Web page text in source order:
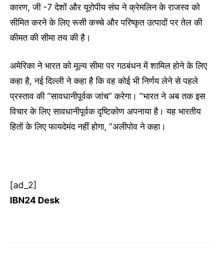
कारण, जी -7 देशों और यूरोपीय संघ ने क्रेमलिन के राजस्व को
सीमित करने के लिए रूसी कच्चे और परिष्कृत उत्पादों पर तेल की
कीमत की सीमा तय की है।
अमेरिका ने भारत को मूल्य सीमा पर गठबंधन में शामिल होने के लिए
कहा है, नई दिल्ली ने कहा है कि वह कोई भी निर्णय लेने से पहले
प्रस्ताव की “सावधानीपूर्वक जांच” करेगा। “भारत ने अब तक इस
विचार के लिए सावधानीपूर्वक दृष्टिकोण अपनाया है। यह भारतीय
हितों के लिए फायदेमंद नहीं होगा, ”अलीपोव ने कहा।
[ad_2]
IBN24 Desk